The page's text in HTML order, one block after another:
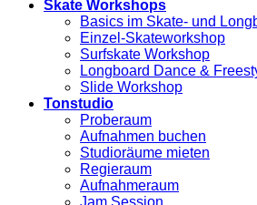
Skate Workshops
Basics im Skate- und
Einzel-Skateworkshop
Surfskate Workshop
Longboard Dance &
Slide Workshop
Tonstudio
Proberaum
Aufnahmen buchen
Studioräume mieten
Regieraum
Aufnahmeraum
Jam Session